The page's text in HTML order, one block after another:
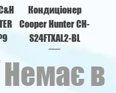
Кондиціонер
Cooper Hunter CH-
S24FTXAL2-BL
Немає в